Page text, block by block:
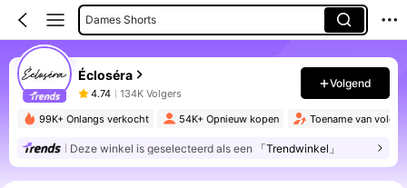
Dames Shorts
Dames Blazers
Dames Korte Jurken
Écloséra
4.74 134K Volgers
Volgend
99K+ Onlangs verkocht 54K+ Opnieuw kopen Toename van
Deze winkel is geselecteerd als een 「Trendwinkel」